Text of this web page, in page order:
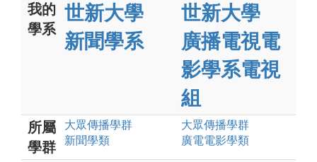
我的
學系
世新大學
新聞學系
世新大學
廣播電視電
影學系電視
組
所屬
學群
大眾傳播學群
新聞學類
大眾傳播學群
廣電電影學類